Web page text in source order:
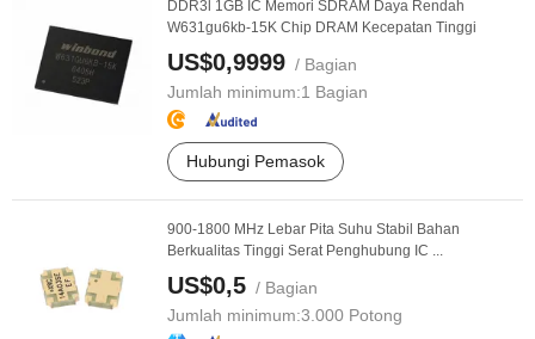
DDR3l 1GB IC Memori SDRAM Daya Rendah
W631gu6kb-15K Chip DRAM Kecepatan Tinggi
US$0,9999 / Bagian
Jumlah minimum:1 Bagian
Hubungi Pemasok
900-1800 MHz Lebar Pita Suhu Stabil Bahan
Berkualitas Tinggi Serat Penghubung IC ...
US$0,5 / Bagian
Jumlah minimum:3.000 Potong